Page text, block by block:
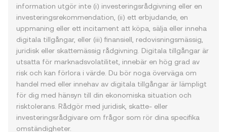
information utgör inte (i) investeringsrådgivning eller en
investeringsrekommendation, (ii) ett erbjudande, en
uppmaning eller ett incitament att köpa, sälja eller inneha
digitala tillgångar, eller (iii) finansiell, redovisningsmässig,
juridisk eller skattemässig rådgivning. Digitala tillgångar är
utsatta för marknadsvolatilitet, innebär en hög grad av
risk och kan förlora i värde. Du bör noga överväga om
handel med eller innehav av digitala tillgångar är lämpligt
för dig med hänsyn till din ekonomiska situation och
risktolerans. Rådgör med juridisk, skatte- eller
investeringsrådgivare om frågor som rör dina specifika
omständigheter.